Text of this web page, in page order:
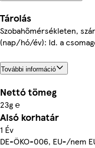
Tárolás
Szobahőmérsékleten,
(nap/hó/év): ld. a
További információ
Nettó tömeg
23g ℮
Alsó korhatár
1 Év
DE-ÖKO-006, EU-/nem